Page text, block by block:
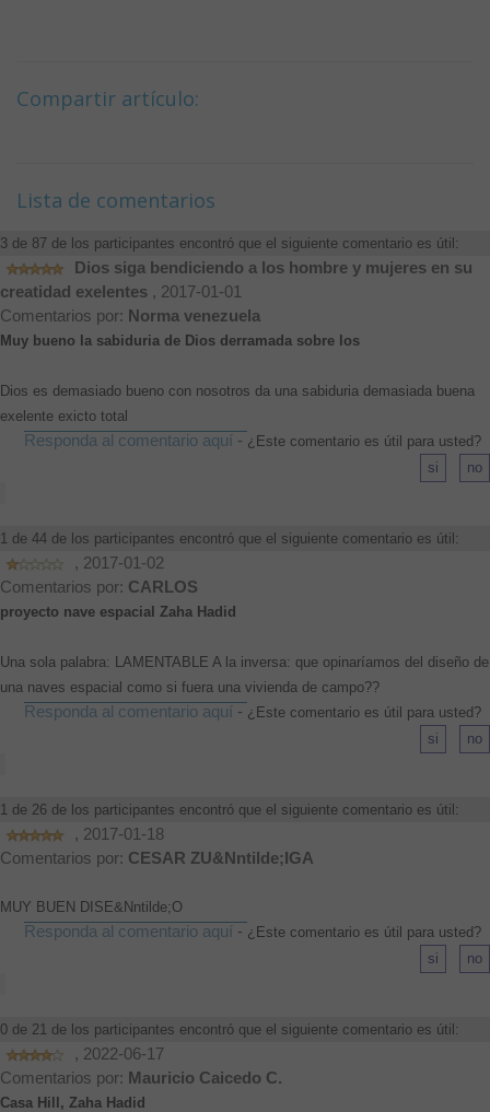
Compartir artículo:
Lista de comentarios
3 de 87 de los participantes encontró que el siguiente comentario es útil:
Dios siga bendiciendo a los hombre y mujeres en su
creatidad exelentes , 2017-01-01
Comentarios por: Norma venezuela
Muy bueno la sabiduria de Dios derramada sobre los
Dios es demasiado bueno con nosotros da una sabiduria demasiada buena
exelente exicto total
Responda al comentario aquí - ¿Este comentario es útil para usted?
1 de 44 de los participantes encontró que el siguiente comentario es útil:
, 2017-01-02
Comentarios por: CARLOS
proyecto nave espacial Zaha Hadid
Una sola palabra: LAMENTABLE A la inversa: que opinaríamos del diseño de
una naves espacial como si fuera una vivienda de campo??
Responda al comentario aquí - ¿Este comentario es útil para usted?
1 de 26 de los participantes encontró que el siguiente comentario es útil:
, 2017-01-18
Comentarios por: CESAR ZU&Nntilde;IGA
MUY BUEN DISE&Nntilde;O
Responda al comentario aquí - ¿Este comentario es útil para usted?
0 de 21 de los participantes encontró que el siguiente comentario es útil:
, 2022-06-17
Comentarios por: Mauricio Caicedo C.
Casa Hill, Zaha Hadid